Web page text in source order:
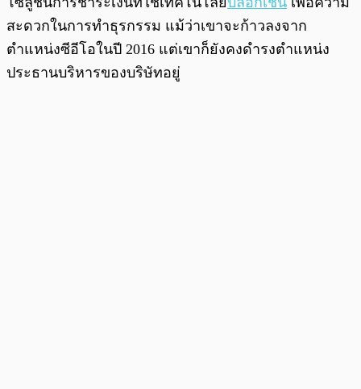
สะดวกในการทำธุรกรรม แม้ว่าเขาจะก้าวลงจาก
ตำแหน่งซีอีโอในปี 2016 แต่เขาก็ยังคงดำรงตำแหน่ง
ประธานบริหารของบริษัทอยู่